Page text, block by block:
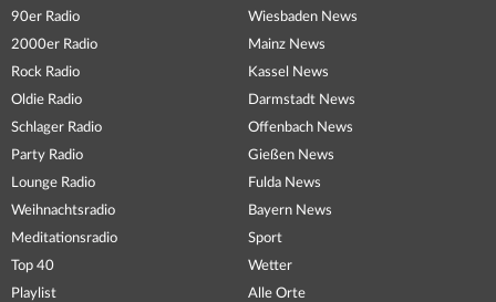
90er Radio
2000er Radio
Rock Radio
Oldie Radio
Schlager Radio
Party Radio
Lounge Radio
Weihnachtsradio
Meditationsradio
Top 40
Playlist
Wiesbaden News
Mainz News
Kassel News
Darmstadt News
Offenbach News
Gießen News
Fulda News
Bayern News
Sport
Wetter
Alle Orte